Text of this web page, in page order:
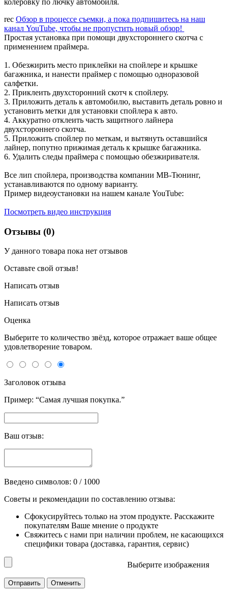
rec Обзор в процессе съемки, а пока подпишитесь на наш
канал YouTube, чтобы не пропустить новый обзор!
Простая установка при помощи двухстороннего скотча с
применением праймера.
1. Обезжирить место приклейки на спойлере и крышке
багажника, и нанести праймер с помощью одноразовой
салфетки.
2. Приклеить двухсторонний скотч к спойлеру.
3. Приложить деталь к автомобилю, выставить деталь ровно и
установить метки для установки спойлера к авто.
4. Аккуратно отклеить часть защитного лайнера
двухстороннего скотча.
5. Приложить спойлер по меткам, и вытянуть оставшийся
лайнер, попутно прижимая деталь к крышке багажника.
6. Удалить следы праймера с помощью обезжиривателя.
Все лип спойлера, производства компании МВ-Тюнинг,
устанавливаются по одному варианту.
Пример видеоустановки на нашем канале YouTube:
Посмотреть видео инструкция
Отзывы (0)
У данного товара пока нет отзывов
Оставьте свой отзыв!
Написать отзыв
Написать отзыв
Оценка
Выберите то количество звёзд, которое отражает ваше общее
удовлетворение товаром.
Заголовок отзыва
Пример: “Самая лучшая покупка.”
Ваш отзыв:
Введено символов: 0 / 1000
Советы и рекомендации по составлению отзыва:
Сфокусируйтесь только на этом продукте. Расскажите
покупателям Ваше мнение о продукте
Свяжитесь с нами при наличии проблем, не касающихся
специфики товара (доставка, гарантия, сервис)
Выберите изображения